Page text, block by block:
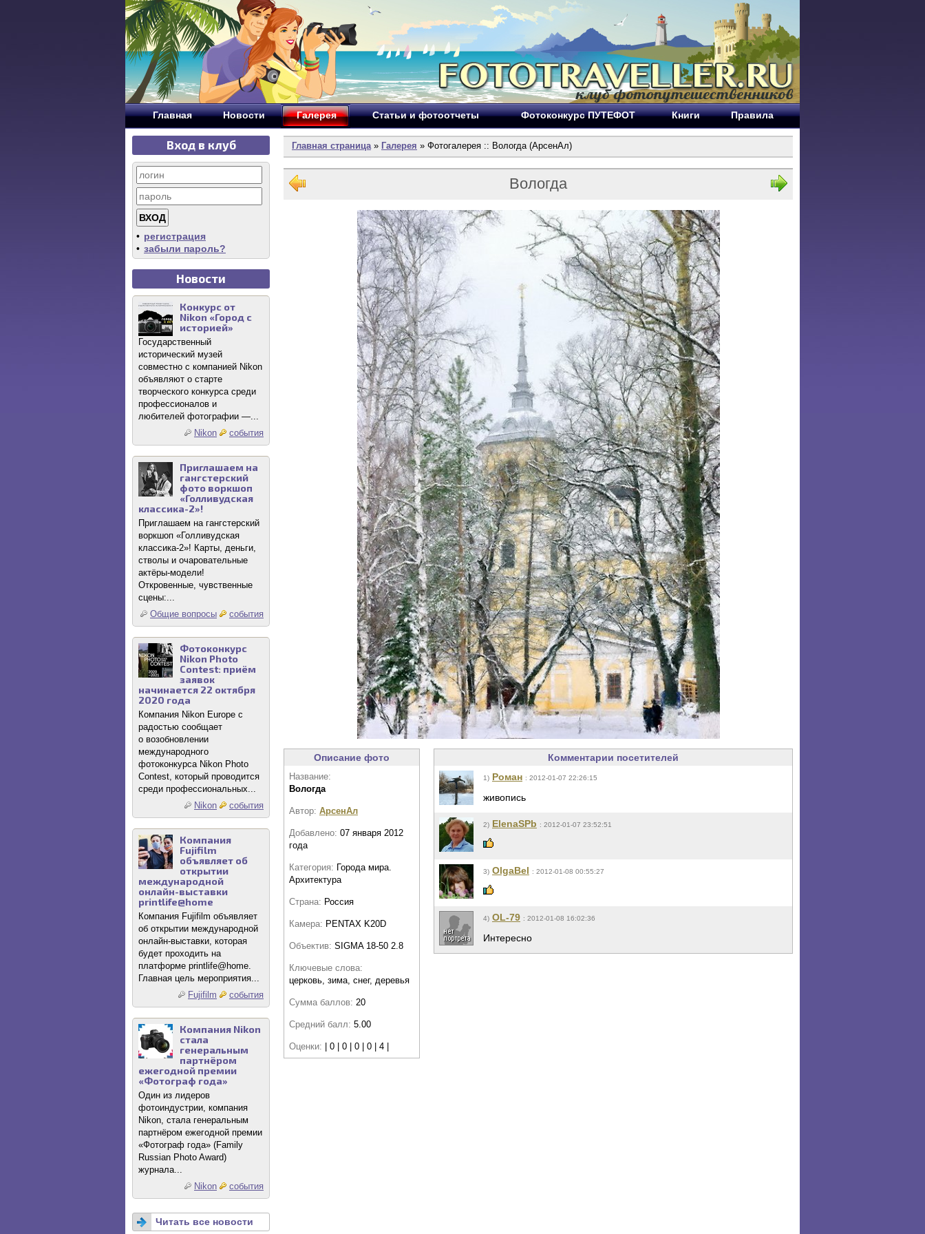
Главная Новости Галерея Статьи и фотоотчеты Фотоконкурс ПУТЕФОТ Книги Правила
Вход в клуб
• регистрация
• забыли пароль?
Новости
Конкурс от
Nikon «Город с
историей»
Государственный
исторический музей
совместно с компанией Nikon
объявляют о старте
творческого конкурса среди
профессионалов и
любителей фотографии —...
Nikon
события
Приглашаем на
гангстерский
фото воркшоп
«Голливудская
классика-2»!
Приглашаем на гангстерский
воркшоп «Голливудская
классика-2»! Карты, деньги,
стволы и очаровательные
актёры-модели!
Откровенные, чувственные
сцены:...
Общие вопросы
события
Фотоконкурс
Nikon Photo
Contest: приём
заявок
начинается 22 октября
2020 года
Компания Nikon Europe с
радостью сообщает
о возобновлении
международного
фотоконкурса Nikon Photo
Contest, который проводится
среди профессиональных...
Nikon
события
Компания
Fujifilm
объявляет об
открытии
международной
онлайн-выставки
printlife@home
Компания Fujifilm объявляет
об открытии международной
онлайн-выставки, которая
будет проходить на
платформе printlife@home.
Главная цель мероприятия...
Fujifilm
события
Компания Nikon
стала
генеральным
партнёром
ежегодной премии
«Фотограф года»
Один из лидеров
фотоиндустрии, компания
Nikon, стала генеральным
партнёром ежегодной премии
«Фотограф года» (Family
Russian Photo Award)
журнала...
Nikon
события
Читать все новости
Главная страница» Галерея » Фотогалерея :: Вологда (АрсенАл)
Вологда
Описание фото
Название:
Вологда
Автор: АрсенАл
Добавлено: 07 января 2012
года
Категория: Города мира.
Архитектура
Страна: Россия
Камера: PENTAX K20D
Объектив: SIGMA 18-50 2.8
Ключевые слова:
церковь, зима, снег, деревья
Сумма баллов: 20
Средний балл: 5.00
Оценки: | 0 | 0 | 0 | 0 | 4 |
Комментарии посетителей
1) Роман : 2012-01-07 22:26:15
живопись
2) ElenaSPb : 2012-01-07 23:52:51
3) OlgaBel : 2012-01-08 00:55:27
4) OL-79 : 2012-01-08 16:02:36
Интересно